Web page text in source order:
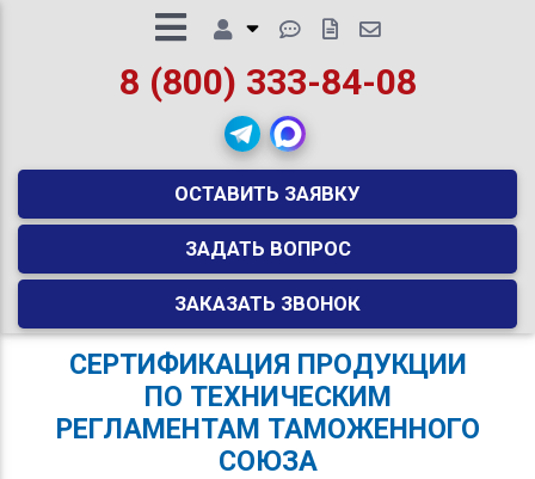
8 (800) 333-84-08
ОСТАВИТЬ ЗАЯВКУ
ЗАДАТЬ ВОПРОС
ЗАКАЗАТЬ ЗВОНОК
СЕРТИФИКАЦИЯ ПРОДУКЦИИ
ПО ТЕХНИЧЕСКИМ
РЕГЛАМЕНТАМ ТАМОЖЕННОГО
СОЮЗА